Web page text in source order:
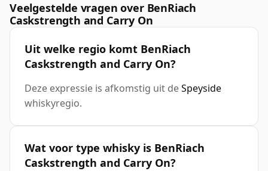
Veelgestelde vragen over BenRiach
Caskstrength and Carry On
Uit welke regio komt BenRiach
Caskstrength and Carry On?
Deze expressie is afkomstig uit deSpeyside
whiskyregio.
Wat voor type whisky is BenRiach
Caskstrength and Carry On?